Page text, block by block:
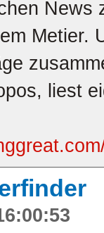
News
Metier.
liest